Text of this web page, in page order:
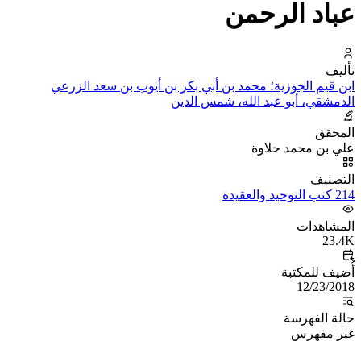
عباد الرحمن
تأليف
ابن قيم الجوزية؛ محمد بن أبي بكر بن أيوب بن سعد الزرعي
الدمشقي، أبو عبد الله، شمس الدين
المحقق
علي بن محمد حلاوة
التصنيف
214 كتب التوحيد والعقيدة
المشاهدات
23.4K
أُضيف للمكتبة
12/23/2018
حالة الفهرسة
غير مفهرس